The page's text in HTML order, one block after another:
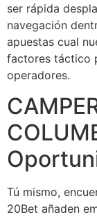
ser rápida
navegación
apuestas cual
factores táctico
operadores.
Tú mismo,
20Bet añaden